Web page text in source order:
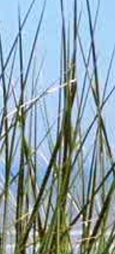
Dezember 2026
W Mo Di Mi Do Fr
49 1 2 3 4 5
50 7 8 9 10 11